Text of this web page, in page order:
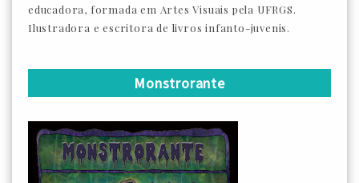
educadora, formada em Artes Visuais pela UFRGS.
Ilustradora e escritora de livros infanto-juvenis.
Monstrorante